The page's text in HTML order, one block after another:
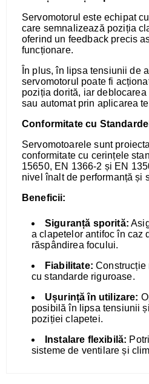
Servomotorul este echipat
care semnalizează poziția
oferind un feedback precis
funcționare.
În plus, în lipsa tensiunii de
servomotorul poate fi
poziția dorită, iar deblocarea
sau automat prin aplicarea
Conformitate cu
Servomotoarele sunt
conformitate cu cerințele
15650, EN 1366-2 și EN
nivel înalt de performanță și
Beneficii:
Siguranță sporită:
a clapetelor antifoc în caz
răspândirea focului.
Fiabilitate: Construcție
cu standarde riguroase.
Ușurință în utilizare:
posibilă în lipsa tensiunii
poziției clapetei.
Instalare flexibilă:
sisteme de ventilare și